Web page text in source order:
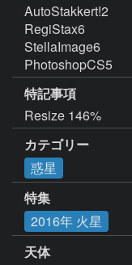
AutoStakkert!2
RegiStax6
StellaImage6
PhotoshopCS5
特記事項
Resize 146%
カテゴリー
惑星
特集
2016年 火星
天体